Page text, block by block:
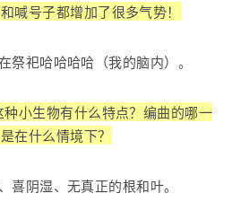
喊号子都增加了很多气势！
祭祀哈哈哈哈（我的脑内）。
小生物有什么特点？编曲的哪一
在什么情境下？
喜阴湿、无真正的根和叶。